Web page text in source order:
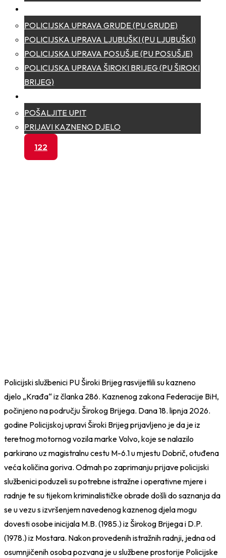
POLICIJSKA UPRAVA GRUDE (PU GRUDE)
POLICIJSKA UPRAVA LJUBUŠKI (PU LJUBUŠKI)
POLICIJSKA UPRAVA POSUŠJE (PU POSUŠJE)
POLICIJSKA UPRAVA ŠIROKI BRIJEG (PU ŠIROKI
BRIJEG)
POŠALJITE UPIT
PRIJAVI KAZNENO DJELO
122
Policijski službenici PU Široki Brijeg rasvijetlili su kazneno
djelo „Krađa“ iz članka 286. Kaznenog zakona Federacije BiH,
počinjeno na području Širokog Brijega. Dana 18. lipnja 2026.
godine Policijskoj upravi Široki Brijeg prijavljeno je da je iz
teretnog motornog vozila marke Volvo, koje se nalazilo
parkirano uz magistralnu cestu M-6.1 u mjestu Dobrič, otuđena
veća količina goriva. Odmah po zaprimanju prijave policijski
službenici poduzeli su potrebne istražne i operativne mjere i
radnje te su tijekom kriminalističke obrade došli do saznanja da
se u vezu s izvršenjem navedenog kaznenog djela mogu
dovesti osobe inicijala M.B. (1985.) iz Širokog Brijega i D.P.
(1978.) iz Mostara. Nakon provedenih istražnih radnji, jedna od
osumnjičenih osoba pozvana je u službene prostorije Policijske